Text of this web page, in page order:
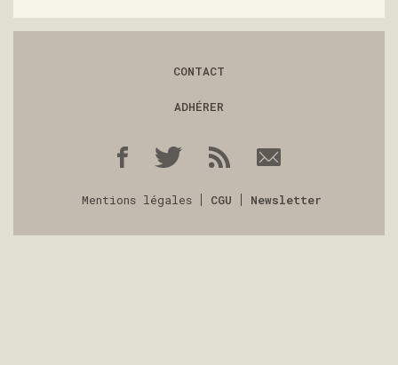
CONTACT
ADHÉRER
Mentions légales CGU Newsletter